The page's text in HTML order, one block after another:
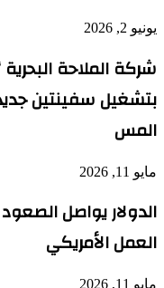
يونيو 2, 2026
بتشغيل سفينتين
المس
مايو 11, 2026
الدولار يواصل
العمل الأمريكي
مايو 11, 2026